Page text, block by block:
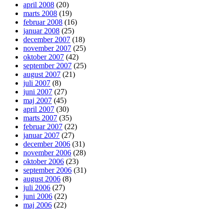
april 2008 (20)
marts 2008 (19)
februar 2008 (16)
januar 2008 (25)
december 2007 (18)
november 2007 (25)
oktober 2007 (42)
september 2007 (25)
august 2007 (21)
juli 2007 (8)
juni 2007 (27)
maj 2007 (45)
april 2007 (30)
marts 2007 (35)
februar 2007 (22)
januar 2007 (27)
december 2006 (31)
november 2006 (28)
oktober 2006 (23)
september 2006 (31)
august 2006 (8)
juli 2006 (27)
juni 2006 (22)
maj 2006 (22)